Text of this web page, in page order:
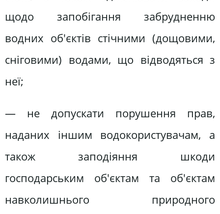
щодо запобігання забрудненню
водних об'єктів стічними (дощовими,
сніговими) водами, що відводяться з
неї;
— не допускати порушення прав,
наданих іншим водокористувачам, а
також заподіяння шкоди
господарським об'єктам та об'єктам
навколишнього природного